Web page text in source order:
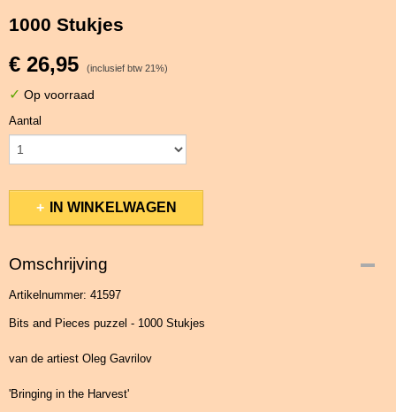
1000 Stukjes
€ 26,95 (inclusief btw 21%)
✓ Op voorraad
Aantal
IN WINKELWAGEN
Omschrijving
Artikelnummer: 41597
Bits and Pieces puzzel - 1000 Stukjes
van de artiest Oleg Gavrilov
'Bringing in the Harvest'